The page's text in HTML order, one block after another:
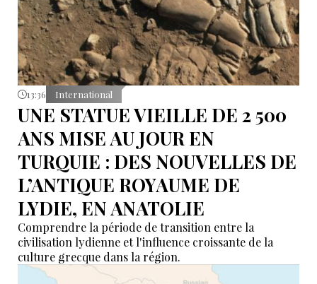
13:36 International
UNE STATUE VIEILLE DE 2 500
ANS MISE AU JOUR EN
TURQUIE : DES NOUVELLES DE
L’ANTIQUE ROYAUME DE
LYDIE, EN ANATOLIE
Comprendre la période de transition entre la
civilisation lydienne et l'influence croissante de la
culture grecque dans la région.